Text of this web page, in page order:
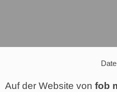
Auf der Website von fob